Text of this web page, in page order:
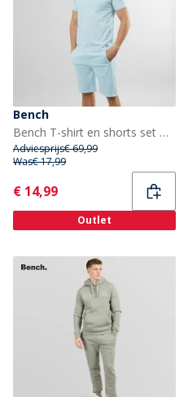
Bench
Bench T-shirt en shorts set Heren Beslo IJs
Adviesprijs€ 69,99
Was€ 17,99
Current
€ 14,99
Outlet